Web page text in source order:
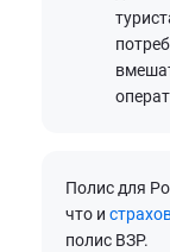
Полис для
что и
полис ВЗР.